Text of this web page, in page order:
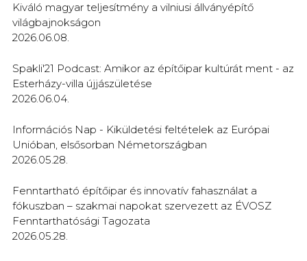
Kiváló magyar teljesítmény a vilniusi állványépítő
világbajnokságon
2026.06.08.
Spakli'21 Podcast: Amikor az építőipar kultúrát ment - az
Esterházy-villa újjászületése
2026.06.04.
Információs Nap - Kiküldetési feltételek az Európai
Unióban, elsősorban Németországban
2026.05.28.
Fenntartható építőipar és innovatív fahasználat a
fókuszban – szakmai napokat szervezett az ÉVOSZ
Fenntarthatósági Tagozata
2026.05.28.